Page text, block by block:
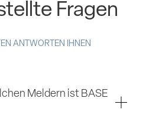
Fragen
ANTWORTEN IHNEN
Meldern ist BASE